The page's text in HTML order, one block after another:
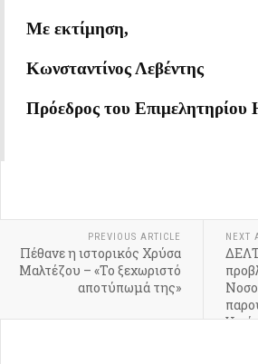
Με εκτίμηση,
Κωνσταντίνος Λεβέντης
Πρόεδρος του Επιμελητηρίου
PREVIOUS ARTICLE
Πέθανε η ιστορικός Χρύσα
Μαλτέζου – «Το ξεχωριστό
αποτύπωμά της»
NEXT